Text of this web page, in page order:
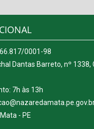
0001-98
Dantas Barreto, nº 1338,
7h às 13h
- PE